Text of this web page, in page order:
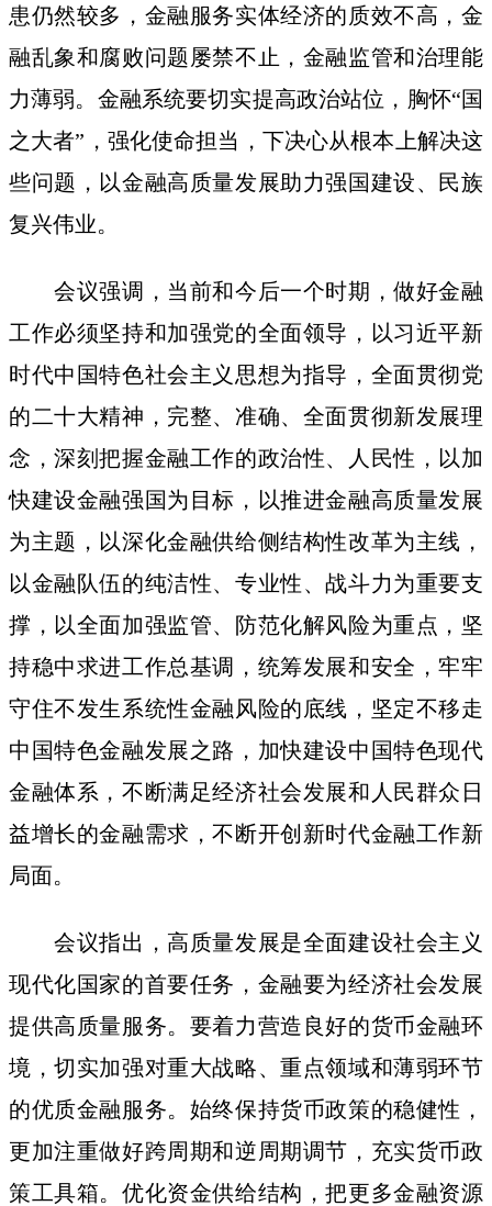
患仍然较多，金融服务实体经济的质效不高，金
融乱象和腐败问题屡禁不止，金融监管和治理能
力薄弱。金融系统要切实提高政治站位，胸怀“国
之大者”，强化使命担当，下决心从根本上解决这
些问题，以金融高质量发展助力强国建设、民族
复兴伟业。
会议强调，当前和今后一个时期，做好金融
工作必须坚持和加强党的全面领导，以习近平新
时代中国特色社会主义思想为指导，全面贯彻党
的二十大精神，完整、准确、全面贯彻新发展理
念，深刻把握金融工作的政治性、人民性，以加
快建设金融强国为目标，以推进金融高质量发展
为主题，以深化金融供给侧结构性改革为主线，
以金融队伍的纯洁性、专业性、战斗力为重要支
撑，以全面加强监管、防范化解风险为重点，坚
持稳中求进工作总基调，统筹发展和安全，牢牢
守住不发生系统性金融风险的底线，坚定不移走
中国特色金融发展之路，加快建设中国特色现代
金融体系，不断满足经济社会发展和人民群众日
益增长的金融需求，不断开创新时代金融工作新
局面。
会议指出，高质量发展是全面建设社会主义
现代化国家的首要任务，金融要为经济社会发展
提供高质量服务。要着力营造良好的货币金融环
境，切实加强对重大战略、重点领域和薄弱环节
的优质金融服务。始终保持货币政策的稳健性，
更加注重做好跨周期和逆周期调节，充实货币政
策工具箱。优化资金供给结构，把更多金融资源